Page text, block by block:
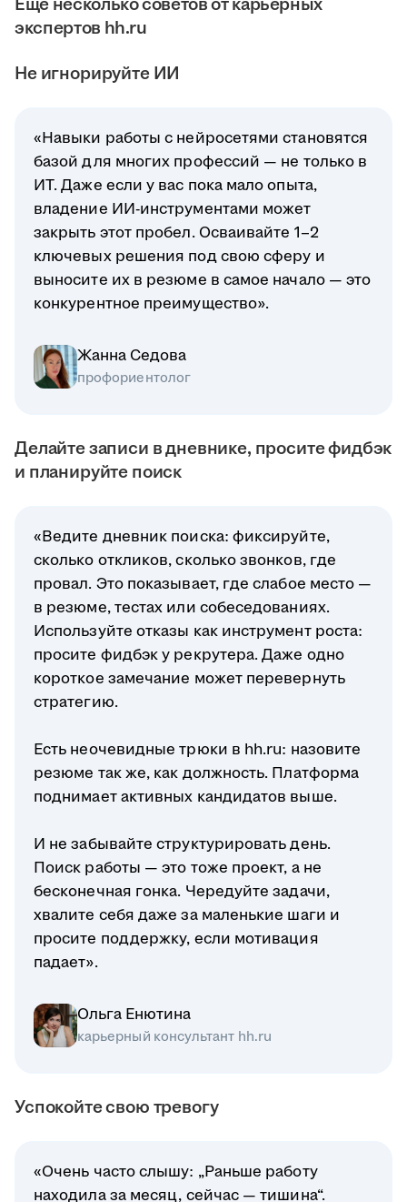
экспертов hh.ru
Не игнорируйте ИИ
«Навыки работы с нейросетями становятся
базой для многих профессий — не только в
ИТ. Даже если у вас пока мало опыта,
владение ИИ-инструментами может
закрыть этот пробел. Осваивайте 1–2
ключевых решения под свою сферу и
выносите их в резюме в самое начало — это
конкурентное преимущество».
Жанна Седова
профориентолог
Делайте записи в дневнике, просите фидбэк
и планируйте поиск
«Ведите дневник поиска: фиксируйте,
сколько откликов, сколько звонков, где
провал. Это показывает, где слабое место —
в резюме, тестах или собеседованиях.
Используйте отказы как инструмент роста:
просите фидбэк у рекрутера. Даже одно
короткое замечание может перевернуть
стратегию.
Есть неочевидные трюки в hh.ru: назовите
резюме так же, как должность. Платформа
поднимает активных кандидатов выше.
И не забывайте структурировать день.
Поиск работы — это тоже проект, а не
бесконечная гонка. Чередуйте задачи,
хвалите себя даже за маленькие шаги и
просите поддержку, если мотивация
падает».
Ольга Енютина
карьерный консультант hh.ru
Успокойте свою тревогу
«Очень часто слышу: „Раньше работу
находила за месяц, сейчас — тишина“.